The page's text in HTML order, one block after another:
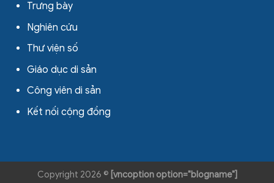
Trưng bày
Nghiên cứu
Thư viện số
Giáo dục di sản
Công viên di sản
Kết nối cộng đồng
Copyright 2026 © [vncoption option="blogname"]